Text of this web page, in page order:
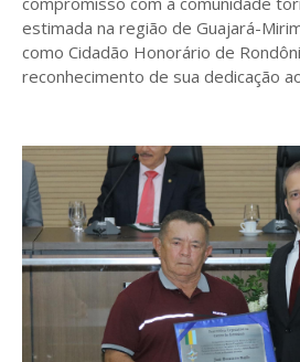
estimada na região de Guajará-
como Cidadão Honorário de
reconhecimento de sua dedicação